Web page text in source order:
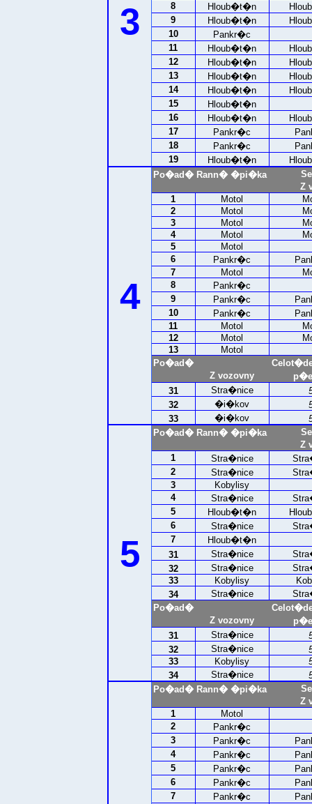
3
8
Hloub�t�n
9
Hloub�t�n
10
Pankr�c
11
Hloub�t�n
12
Hloub�t�n
13
Hloub�t�n
14
Hloub�t�n
15
Hloub�t�n
16
Hloub�t�n
17
Pankr�c
18
Pankr�c
19
Hloub�t�n
4
Po�ad� Rann� �pi�ka
Z
1
Motol
2
Motol
3
Motol
4
Motol
5
Motol
6
Pankr�c
7
Motol
8
Pankr�c
9
Pankr�c
10
Pankr�c
11
Motol
12
Motol
13
Motol
Po�ad�
Z vozovny
31
Stra�nice
32
�i�kov
33
�i�kov
5
Po�ad� Rann� �pi�ka
Z
1
Stra�nice
2
Stra�nice
3
Kobylisy
4
Stra�nice
5
Hloub�t�n
6
Stra�nice
7
Hloub�t�n
31
Stra�nice
32
Stra�nice
33
Kobylisy
34
Stra�nice
Po�ad�
Z vozovny
31
Stra�nice
32
Stra�nice
33
Kobylisy
34
Stra�nice
Po�ad� Rann� �pi�ka
Z
1
Motol
2
Pankr�c
3
Pankr�c
4
Pankr�c
5
Pankr�c
6
Pankr�c
7
Pankr�c